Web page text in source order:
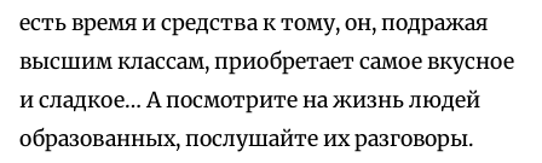
есть время и средства к тому, он, подражая
высшим классам, приобретает самое вкусное
и сладкое… А посмотрите на жизнь людей
образованных, послушайте их разговоры.